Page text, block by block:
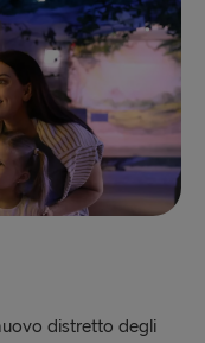
distretto degli